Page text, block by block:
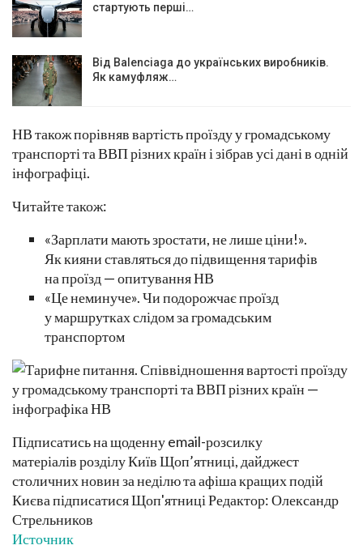
стартують перші…
Від Balenciaga до українських виробників.
Як камуфляж…
НВ також порівняв вартість проїзду у громадському
транспорті та ВВП різних країн і зібрав усі дані в одній
інфографіці.
Читайте також:
«Зарплати мають зростати, не лише ціни!».
Як кияни ставляться до підвищення тарифів
на проїзд — опитування НВ
«Це неминуче». Чи подорожчає проїзд
у маршрутках слідом за громадським
транспортом
Підписатись на щоденну email-розсилку
матеріалів розділу Київ Щоп’ятниці, дайджест
столичних новин за неділю та афіша кращих подій
Києва підписатися Щоп'ятниці Редактор: Олександр
Стрельников
Источник